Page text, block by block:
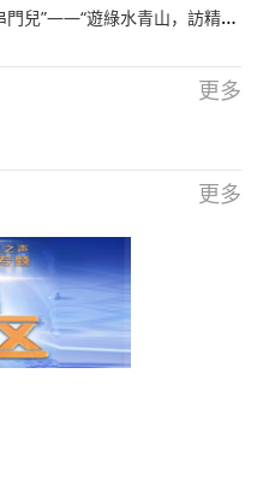
”——“遊綠水青山，訪精品民宿”
更多
更多